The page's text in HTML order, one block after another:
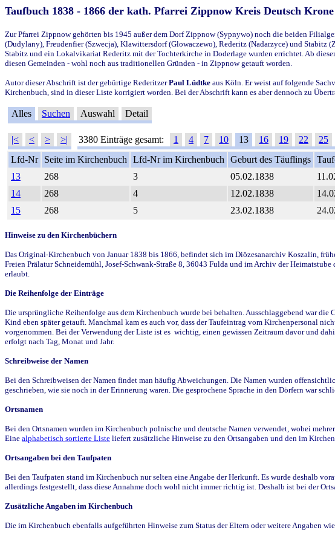
Taufbuch 1838 - 1866 der kath. Pfarrei Zippnow Kreis Deutsch Krone
Zur Pfarrei Zippnow gehörten bis 1945 außer dem Dorf Zippnow (Sypnywo) noch die beiden
(Dudylany), Freudenfier (Szwecja), Klawittersdorf (Glowaczewo), Rederitz (Nadarzyce) und
Stabitz und ein Lokalvikariat Rederitz mit der Tochterkirche in Doderlage wurden errichtet. Ab
diesen Gemeinden - wohl noch aus traditionellen Gründen - in Zippnow getauft worden.
Autor dieser Abschrift ist der gebürtige RederitzerPaul Lüdtke aus Köln. Er weist auf folgende
Kirchenbuch, sind in dieser Liste korrigiert worden. Bei der Abschrift kann es aber dennoch zu
Alles Suchen Auswahl Detail
|< < > >| 3380 Einträge gesamt: 1 4 7 10 13 16 19 22 25
Lfd-Nr
Seite im Kirchenbuch Lfd-Nr im Kirchenbuch Geburt des Täuflings
13
268 3 05.02.1838
14
268 4 12.02.1838
15
268 5 23.02.1838
Hinweise zu den Kirchenbüchern
Das Original-Kirchenbuch von Januar 1838 bis 1866, befindet sich im Diözesanarchiv Koszalin,
Freien Prälatur Schneidemühl, Josef-Schwank-Straße 8, 36043 Fulda und im Archiv der
erlaubt.
Die Reihenfolge der Einträge
Die ursprüngliche Reihenfolge aus dem Kirchenbuch wurde bei behalten. Ausschlaggebend war
Kind eben später getauft. Manchmal kam es auch vor, dass der Taufeintrag vom Kirchenpersonal
vorgenommen. Bei der Verwendung der Liste ist es wichtig, einen gewissen Zeitraum davor und
erfolgt nach Tag, Monat und Jahr.
Schreibweise der Namen
Bei den Schreibweisen der Namen findet man häufig Abweichungen. Die Namen wurden
geschrieben, wie sie noch in der Erinnerung waren. Die gesprochene Sprache in den Dörfern war
Ortsnamen
Bei den Ortsnamen wurden im Kirchenbuch polnische und deutsche Namen verwendet, wobei
Eine alphabetisch sortierte Liste liefert zusätzliche Hinweise zu den Ortsangaben und den im
Ortsangaben bei den Taufpaten
Bei den Taufpaten stand im Kirchenbuch nur selten eine Angabe der Herkunft. Es wurde deshalb
allerdings festgestellt, dass diese Annahme doch wohl nicht immer richtig ist. Deshalb ist bei der
Zusätzliche Angaben im Kirchenbuch
Die im Kirchenbuch ebenfalls aufgeführten Hinweise zum Status der Eltern oder weitere Angaben